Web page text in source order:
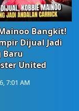
Bangkit!
Dijual Jadi
Baru
United
7:01 AM